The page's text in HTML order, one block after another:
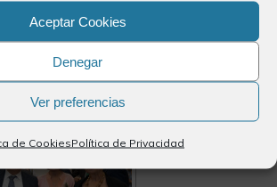
Aceptar Cookies
Denegar
Ver preferencias
de CookiesPolítica de Privacidad